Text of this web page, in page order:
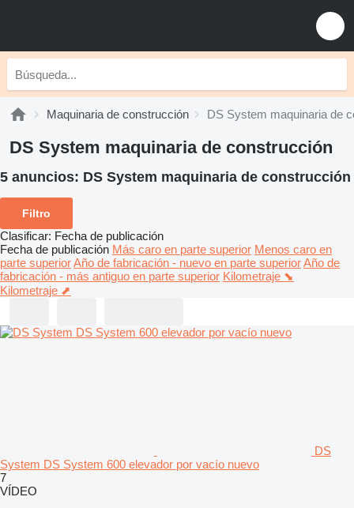
Maquinaria de construcción DS System maquinaria de
DS System maquinaria de construcción
5 anuncios: DS System maquinaria de construcción
Filtro
Clasificar: Fecha de publicación
Fecha de publicación Más caro en parte superior Menos caro en
parte superiorAño de fabricación - nuevo en parte superiorAño de
fabricación - más antiguo en parte superior Kilometraje ⬊
Kilometraje ⬈
DS
System DS System 600 elevador por vacío nuevo
7
VÍDEO